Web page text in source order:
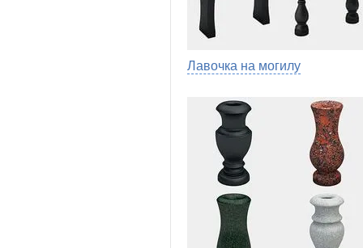
Лавочка на могилу